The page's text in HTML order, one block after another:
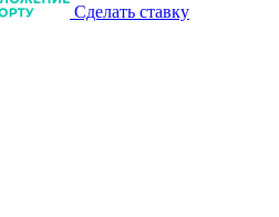
Сделать ставку